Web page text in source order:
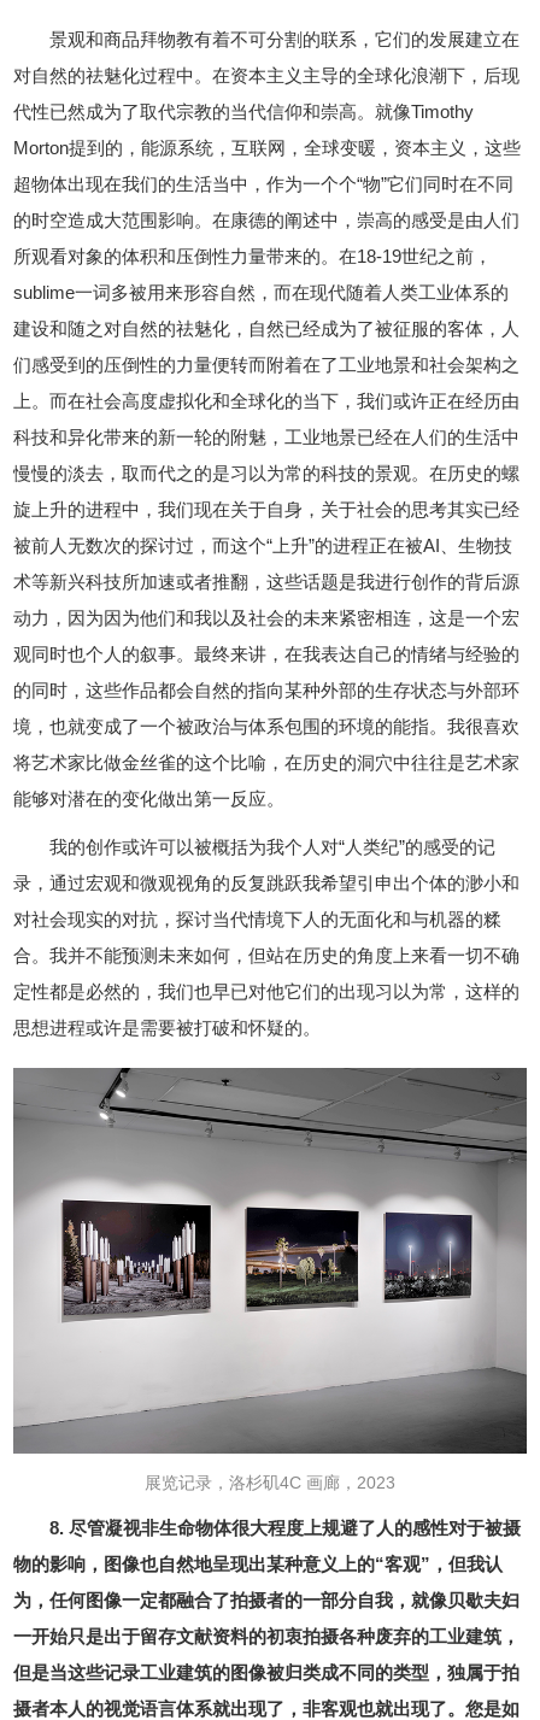
景观和商品拜物教有着不可分割的联系，它们的发展建立在
对自然的祛魅化过程中。在资本主义主导的全球化浪潮下，后现
代性已然成为了取代宗教的当代信仰和崇高。就像Timothy
Morton提到的，能源系统，互联网，全球变暖，资本主义，这些
超物体出现在我们的生活当中，作为一个个“物”它们同时在不同
的时空造成大范围影响。在康德的阐述中，崇高的感受是由人们
所观看对象的体积和压倒性力量带来的。在18-19世纪之前，
sublime一词多被用来形容自然，而在现代随着人类工业体系的
建设和随之对自然的祛魅化，自然已经成为了被征服的客体，人
们感受到的压倒性的力量便转而附着在了工业地景和社会架构之
上。而在社会高度虚拟化和全球化的当下，我们或许正在经历由
科技和异化带来的新一轮的附魅，工业地景已经在人们的生活中
慢慢的淡去，取而代之的是习以为常的科技的景观。在历史的螺
旋上升的进程中，我们现在关于自身，关于社会的思考其实已经
被前人无数次的探讨过，而这个“上升”的进程正在被AI、生物技
术等新兴科技所加速或者推翻，这些话题是我进行创作的背后源
动力，因为因为他们和我以及社会的未来紧密相连，这是一个宏
观同时也个人的叙事。最终来讲，在我表达自己的情绪与经验的
的同时，这些作品都会自然的指向某种外部的生存状态与外部环
境，也就变成了一个被政治与体系包围的环境的能指。我很喜欢
将艺术家比做金丝雀的这个比喻，在历史的洞穴中往往是艺术家
能够对潜在的变化做出第一反应。
我的创作或许可以被概括为我个人对“人类纪”的感受的记
录，通过宏观和微观视角的反复跳跃我希望引申出个体的渺小和
对社会现实的对抗，探讨当代情境下人的无面化和与机器的糅
合。我并不能预测未来如何，但站在历史的角度上来看一切不确
定性都是必然的，我们也早已对他它们的出现习以为常，这样的
思想进程或许是需要被打破和怀疑的。
展览记录，洛杉矶4C 画廊，2023
8. 尽管凝视非生命物体很大程度上规避了人的感性对于被摄
物的影响，图像也自然地呈现出某种意义上的“客观”，但我认
为，任何图像一定都融合了拍摄者的一部分自我，就像贝歇夫妇
一开始只是出于留存文献资料的初衷拍摄各种废弃的工业建筑，
但是当这些记录工业建筑的图像被归类成不同的类型，独属于拍
摄者本人的视觉语言体系就出现了，非客观也就出现了。您是如